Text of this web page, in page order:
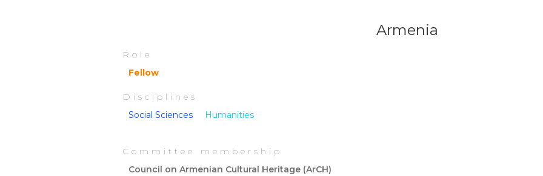
Armenia
Role
Fellow
Disciplines
Social Sciences
Humanities
Committee membership
Council on Armenian Cultural Heritage (ArCH)